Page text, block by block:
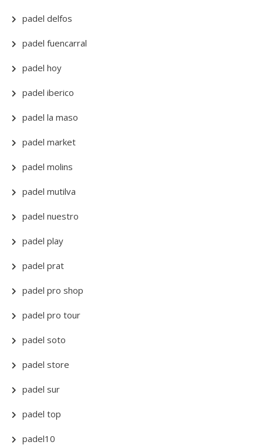
padel delfos
padel fuencarral
padel hoy
padel iberico
padel la maso
padel market
padel molins
padel mutilva
padel nuestro
padel play
padel prat
padel pro shop
padel pro tour
padel soto
padel store
padel sur
padel top
padel10